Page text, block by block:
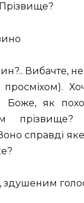
Вибачте,
просміхом).
Боже, як
справді
здушеним